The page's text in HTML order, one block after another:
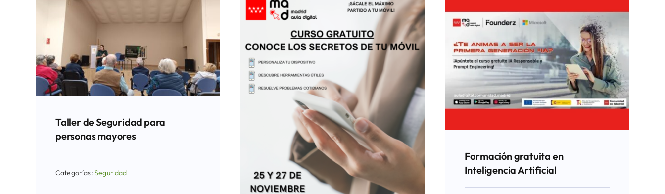
Taller de Seguridad para
personas mayores
Categorías: Seguridad
Formación gratuita en
Inteligencia Artificial